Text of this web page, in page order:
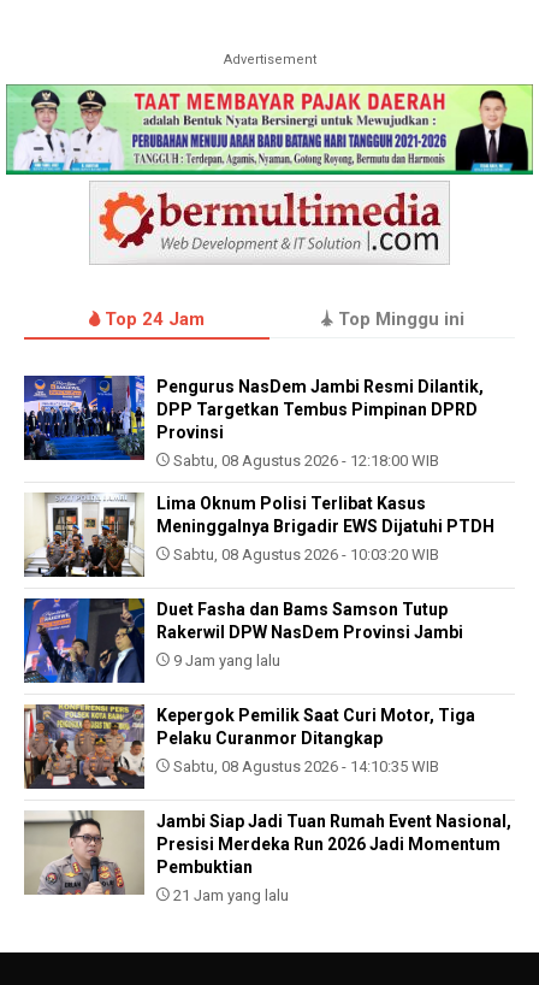
Advertisement
Top 24 Jam Top Minggu ini
Pengurus NasDem Jambi Resmi Dilantik,
DPP Targetkan Tembus Pimpinan DPRD
Provinsi
Sabtu, 08 Agustus 2026 - 12:18:00 WIB
Lima Oknum Polisi Terlibat Kasus
Meninggalnya Brigadir EWS Dijatuhi PTDH
Sabtu, 08 Agustus 2026 - 10:03:20 WIB
Duet Fasha dan Bams Samson Tutup
Rakerwil DPW NasDem Provinsi Jambi
9 Jam yang lalu
Kepergok Pemilik Saat Curi Motor, Tiga
Pelaku Curanmor Ditangkap
Sabtu, 08 Agustus 2026 - 14:10:35 WIB
Jambi Siap Jadi Tuan Rumah Event Nasional,
Presisi Merdeka Run 2026 Jadi Momentum
Pembuktian
21 Jam yang lalu